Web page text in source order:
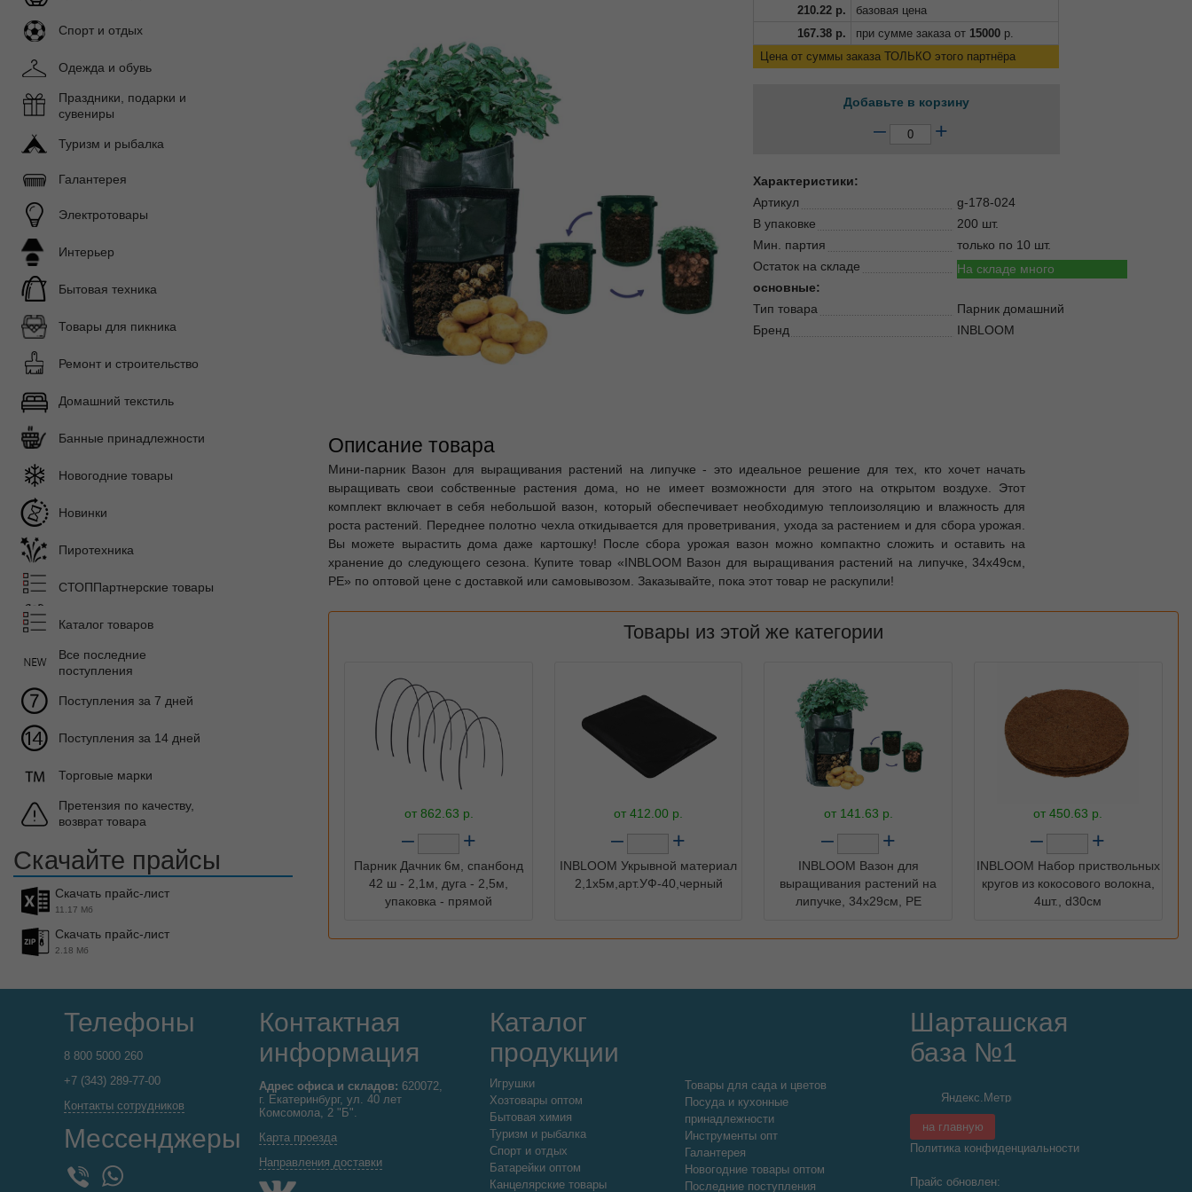
210.22 р.
базовая цена
167.38 р. при сумме заказа от 15000 р.
Цена от суммы заказа ТОЛЬКО этого партнёра
Добавьте в корзину
– +
Характеристики:
Артикул
g-178-024
В упаковке
200 шт.
Мин. партия
только по 10 шт.
Остаток на складе
На складе много
основные:
Тип товара
Парник домашний
Бренд
INBLOOM
Описание товара
Мини-парник Вазон для выращивания растений на липучке - это идеальное решение для тех, кто хочет начать
выращивать свои собственные растения дома, но не имеет возможности для этого на открытом воздухе. Этот
комплект включает в себя небольшой вазон, который обеспечивает необходимую теплоизоляцию и влажность для
роста растений. Переднее полотно чехла откидывается для проветривания, ухода за растением и для сбора урожая.
Вы можете вырастить дома даже картошку! После сбора урожая вазон можно компактно сложить и оставить на
хранение до следующего сезона. Купите товар «INBLOOM Вазон для выращивания растений на липучке, 34х49см,
PE» по оптовой цене с доставкой или самовывозом. Заказывайте, пока этот товар не раскупили!
Товары из этой же категории
от 862.63 р.
– +
Парник Дачник 6м, спанбонд
42 ш - 2,1м, дуга - 2,5м,
упаковка - прямой
от412.00 р.
– +
INBLOOM Укрывной материал
2,1х5м,арт.УФ-40,черный
от 141.63 р.
– +
INBLOOM Вазон для
выращивания растений на
липучке, 34х29см, PE
от450.63 р.
– +
INBLOOM Набор приствольных
кругов из кокосового волокна,
4шт., d30см
Спорт и отдых
Одежда и обувь
Праздники, подарки и
сувениры
Туризм и рыбалка
Галантерея
Электротовары
Интерьер
Бытовая техника
Товары для пикника
Ремонт и строительство
Домашний текстиль
Банные принадлежности
Новогодние товары
Новинки
Пиротехника
СТОППартнерские товары
Каталог товаров
Все последние
поступления
Поступления за 7 дней
Поступления за 14 дней
Торговые марки
Претензия по качеству,
возврат товара
Скачайте прайсы
Скачать прайс-лист
11.17 Мб
Скачать прайс-лист
2.18 Мб
Телефоны
8 800 5000 260
+7 (343) 289-77-00
Контакты сотрудников
Мессенджеры
WhatsApp
Контактная
информация
Адрес офиса и складов: 620072,
г. Екатеринбург, ул. 40 лет
Комсомола, 2 "Б".
Карта проезда
Направления доставки
Каталог
продукции
Игрушки
Хозтовары оптом
Бытовая химия
Туризм и рыбалка
Спорт и отдых
Батарейки оптом
Канцелярские товары
Товары для сада и цветов
Посуда и кухонные
принадлежности
Инструменты опт
Галантерея
Новогодние товары оптом
Последние поступления
Шарташская
база №1
на главную
Политика конфиденциальности
Прайс обновлен: